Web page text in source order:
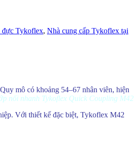
Tykoflex, Nhà cung cấp Tykoflex tại
mô có khoảng 54–67 nhân viên, hiện
nối nhanh Tykoflex Quick Coupling M42
Với thiết kế đặc biệt, Tykoflex M42